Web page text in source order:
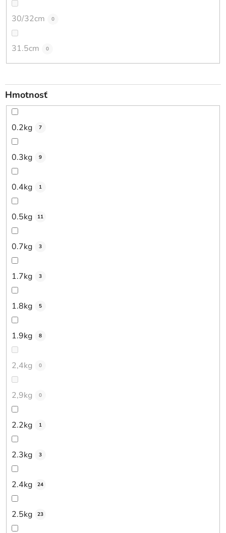
30/32cm 0
31.5cm 0
Hmotnosť
0.2kg 7
0.3kg 9
0.4kg 1
0.5kg 11
0.7kg 3
1.7kg 3
1.8kg 5
1.9kg 8
2,4kg 0
2,9kg 0
2.2kg 1
2.3kg 3
2.4kg 24
2.5kg 23